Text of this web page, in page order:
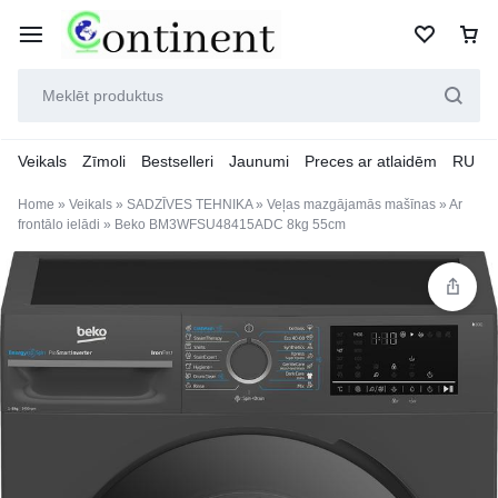
Veikals Zīmoli Bestselleri Jaunumi Preces ar atlaidēm RU
Home » Veikals » SADZĪVES TEHNIKA» Veļas mazgājamās mašīnas » Ar
frontālo ielādi » Beko BM3WFSU48415ADC 8kg 55cm